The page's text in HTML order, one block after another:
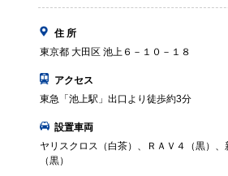
住 所
東京都 大田区 池上６－１０－１８
アクセス
東急「池上駅」出口より徒歩約3分
設置車両
ヤリスクロス（白茶）、ＲＡＶ４（黒）
（黒）